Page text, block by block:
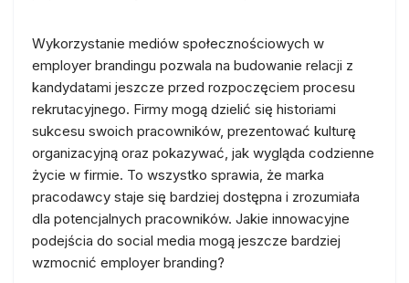
Wykorzystanie mediów społecznościowych w
employer brandingu pozwala na budowanie relacji z
kandydatami jeszcze przed rozpoczęciem procesu
rekrutacyjnego. Firmy mogą dzielić się historiami
sukcesu swoich pracowników, prezentować kulturę
organizacyjną oraz pokazywać, jak wygląda codzienne
życie w firmie. To wszystko sprawia, że marka
pracodawcy staje się bardziej dostępna i zrozumiała
dla potencjalnych pracowników. Jakie innowacyjne
podejścia do social media mogą jeszcze bardziej
wzmocnić employer branding?